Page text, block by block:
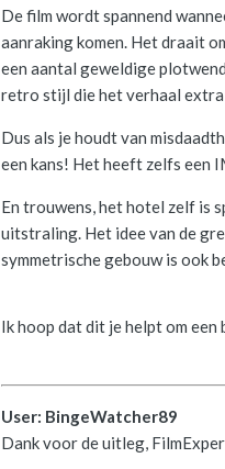
De film wordt spannend
aanraking komen. Het draait
een aantal geweldige
retro stijl die het verhaal
Dus als je houdt van
een kans! Het heeft zelfs een
En trouwens, het hotel zelf is
uitstraling. Het idee van de
symmetrische gebouw is ook
Ik hoop dat dit je helpt om een
User: BingeWatcher89
Dank voor de uitleg,